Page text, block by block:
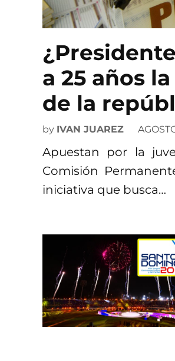
a 25 años
de la
by IVAN JUAREZ
Apuestan por la
Comisión
iniciativa que busca…